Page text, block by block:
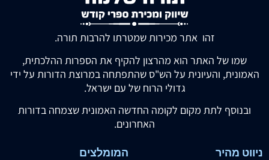
זהו אתר מכירות שמטרתו להרבות תורה.
שמו של האתר הוא מהרצון להקיף את הספרות ההלכתית,
האמונית, והעיונית על הש"ס שהתפתחה במרוצת הדורות על ידי
גדולי הרוח של עם ישראל.
ובנוסף לתת מקום לקומה החדשה האמונית שצמחה בדורות
האחרונים.
ניווט מהיר המומלצים